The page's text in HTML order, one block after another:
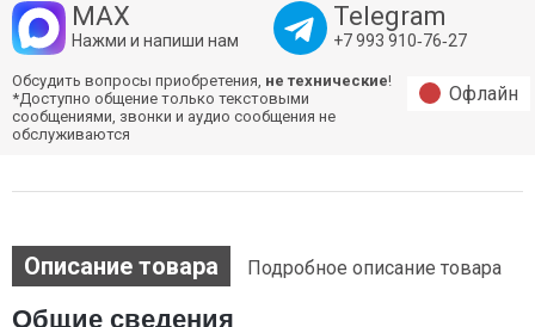
MAX
Нажми и напиши нам
Telegram
+7 993 910‑76‑27
Обсудить вопросы приобретения, не технические!
*Доступно общение только текстовыми
сообщениями, звонки и аудио сообщения не
обслуживаются
Офлайн
Описание товара Подробное описание товара
Общие сведения